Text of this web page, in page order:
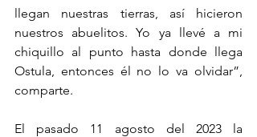
llegan nuestras tierras, así hicieron
nuestros abuelitos. Yo ya llevé a mi
chiquillo al punto hasta donde llega
Ostula, entonces él no lo va olvidar”,
comparte.
El pasado 11 agosto del 2023 la